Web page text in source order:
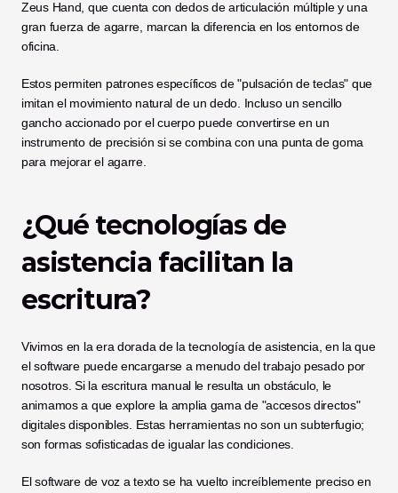
Zeus Hand, que cuenta con dedos de articulación múltiple y una
gran fuerza de agarre, marcan la diferencia en los entornos de
oficina.
Estos permiten patrones específicos de "pulsación de teclas" que
imitan el movimiento natural de un dedo. Incluso un sencillo
gancho accionado por el cuerpo puede convertirse en un
instrumento de precisión si se combina con una punta de goma
para mejorar el agarre.
¿Qué tecnologías de
asistencia facilitan la
escritura?
Vivimos en la era dorada de la tecnología de asistencia, en la que
el software puede encargarse a menudo del trabajo pesado por
nosotros. Si la escritura manual le resulta un obstáculo, le
animamos a que explore la amplia gama de "accesos directos"
digitales disponibles. Estas herramientas no son un subterfugio;
son formas sofisticadas de igualar las condiciones.
El software de voz a texto se ha vuelto increíblemente preciso en